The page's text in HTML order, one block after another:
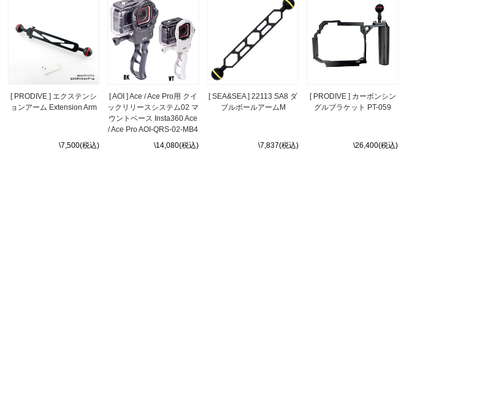
[ PRODIVE ] エクステンシ
ョンアーム Extension Arm
\7,500(税込)
[ AOI ] Ace / Ace Pro用 クイ
ックリリースシステム02 マ
ウントベース Insta360 Ace
/ Ace Pro AOI-QRS-02-MB4
\14,080(税込)
[ SEA&SEA ] 22113 SA8 ダ
ブルボールアームM
\7,837(税込)
[ PRODIVE ] カーボンシン
グルブラケット PT-059
\26,400(税込)